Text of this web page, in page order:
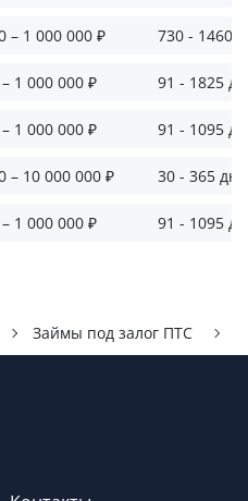
– 1 000 000 ₽ 730 - 1460
1 000 000 ₽ 91 - 1825
1 000 000 ₽ 91 - 1095
– 10 000 000 ₽ 30 - 365
1 000 000 ₽ 91 - 1095
Займы под залог ПТС